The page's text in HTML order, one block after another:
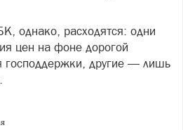
однако, расходятся: одни
цен на фоне дорогой
господдержки, другие — лишь